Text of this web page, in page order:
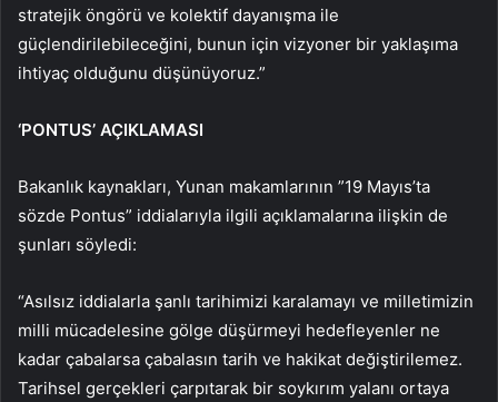
stratejik öngörü ve kolektif dayanışma ile
güçlendirilebileceğini, bunun için vizyoner bir yaklaşıma
ihtiyaç olduğunu düşünüyoruz.”
‘PONTUS’ AÇIKLAMASI
Bakanlık kaynakları, Yunan makamlarının ”19 Mayıs’ta
sözde Pontus” iddialarıyla ilgili açıklamalarına ilişkin de
şunları söyledi:
“Asılsız iddialarla şanlı tarihimizi karalamayı ve milletimizin
milli mücadelesine gölge düşürmeyi hedefleyenler ne
kadar çabalarsa çabalasın tarih ve hakikat değiştirilemez.
Tarihsel gerçekleri çarpıtarak bir soykırım yalanı ortaya